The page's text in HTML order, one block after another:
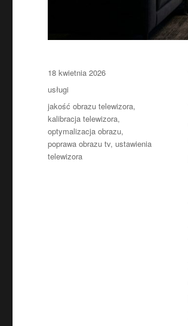
Data
publikacji
18 kwietnia 2026
Kategorie
usługi
Tagi
jakość obrazu telewizora,
kalibracja telewizora,
optymalizacja obrazu,
poprawa obrazu tv, ustawienia
telewizora